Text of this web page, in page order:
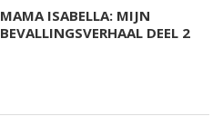
MAMA ISABELLA: MIJN
BEVALLINGSVERHAAL DEEL 2